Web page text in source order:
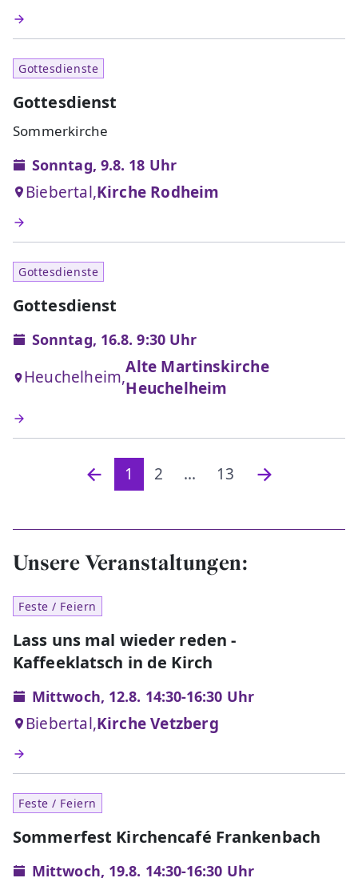
Gottesdienste
Gottesdienst
Sommerkirche
Sonntag, 9.8. 18 Uhr
Biebertal,Kirche Rodheim
Gottesdienste
Gottesdienst
Sonntag, 16.8. 9:30 Uhr
Heuchelheim,
Alte Martinskirche
Heuchelheim
1 2 ... 13
Unsere Veranstaltungen:
Feste / Feiern
Lass uns mal wieder reden -
Kaffeeklatsch in de Kirch
Mittwoch, 12.8. 14:30-16:30 Uhr
Biebertal,Kirche Vetzberg
Feste / Feiern
Sommerfest Kirchencafé Frankenbach
Mittwoch, 19.8. 14:30-16:30 Uhr